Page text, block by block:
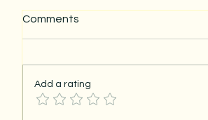
Comments
Add a rating